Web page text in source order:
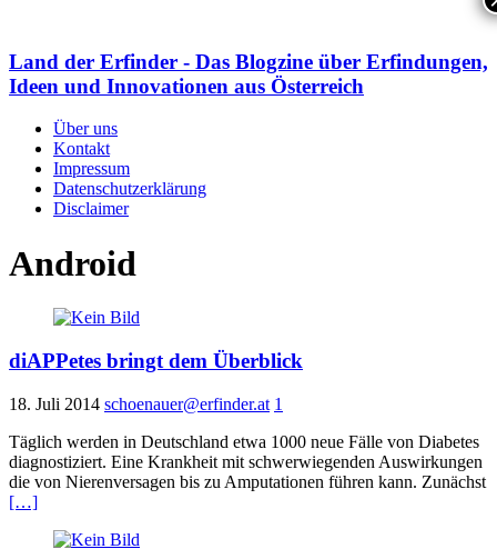
Land der Erfinder - Das Blogzine über Erfindungen,
Ideen und Innovationen aus Österreich
Über uns
Kontakt
Impressum
Datenschutzerklärung
Disclaimer
Android
diAPPetes bringt dem Überblick
18. Juli 2014 schoenauer@erfinder.at 1
Täglich werden in Deutschland etwa 1000 neue Fälle von Diabetes
diagnostiziert. Eine Krankheit mit schwerwiegenden Auswirkungen
die von Nierenversagen bis zu Amputationen führen kann. Zunächst
[…]